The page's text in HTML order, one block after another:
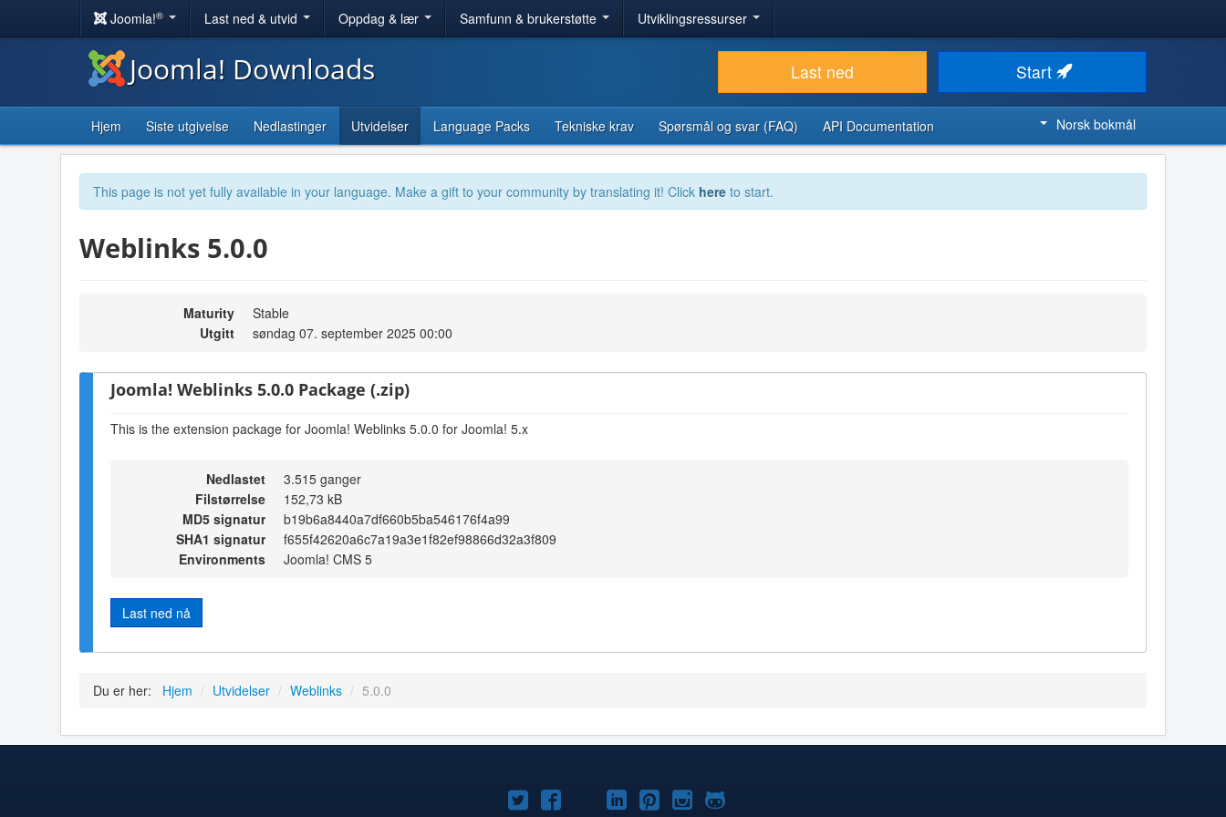
Joomla!® Last ned & utvid Oppdag & lær Samfunn & brukerstøtte Utviklingsressurser
Joomla! Downloads Last ned Start
Hjem Siste utgivelse Nedlastinger Utvidelser Language Packs Tekniske krav Spørsmål og svar (FAQ) API Documentation Norsk bokmål
This page is not yet fully available in your language. Make a gift to your community by translating it! Click here to start.
Weblinks 5.0.0
Maturity
Stable
Utgitt
søndag 07. september 2025 00:00
Joomla! Weblinks 5.0.0 Package (.zip)
This is the extension package for Joomla! Weblinks 5.0.0 for Joomla! 5.x
Nedlastet
3.515 ganger
Filstørrelse
152,73 kB
MD5 signatur
b19b6a8440a7df660b5ba546176f4a99
SHA1 signatur
f655f42620a6c7a19a3e1f82ef98866d32a3f809
Environments
Joomla! CMS 5
Last ned nå
Du er her: Hjem / Utvidelser / Weblinks / 5.0.0
Joomla!Joomla!Joomla!
Joomla!Joomla!
Joomla!Joomla!